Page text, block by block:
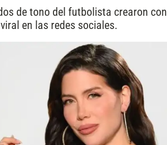
de tono del futbolista crearon con
en las redes sociales.